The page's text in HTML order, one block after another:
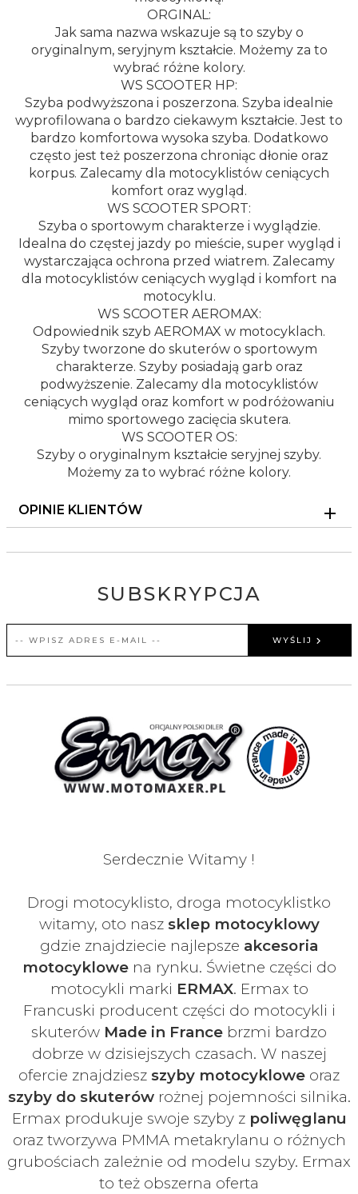
ORGINAL:
Jak sama nazwa wskazuje są to szyby o
oryginalnym, seryjnym kształcie. Możemy za to
wybrać różne kolory.
WS SCOOTER HP:
Szyba podwyższona i poszerzona. Szyba idealnie
wyprofilowana o bardzo ciekawym kształcie. Jest to
bardzo komfortowa wysoka szyba. Dodatkowo
często jest też poszerzona chroniąc dłonie oraz
korpus. Zalecamy dla motocyklistów ceniących
komfort oraz wygląd.
WS SCOOTER SPORT:
Szyba o sportowym charakterze i wyglądzie.
Idealna do częstej jazdy po mieście, super wygląd i
wystarczająca ochrona przed wiatrem. Zalecamy
dla motocyklistów ceniących wygląd i komfort na
motocyklu.
WS SCOOTER AEROMAX:
Odpowiednik szyb AEROMAX w motocyklach.
Szyby tworzone do skuterów o sportowym
charakterze. Szyby posiadają garb oraz
podwyższenie. Zalecamy dla motocyklistów
ceniących wygląd oraz komfort w podróżowaniu
mimo sportowego zacięcia skutera.
WS SCOOTER OS:
Szyby o oryginalnym kształcie seryjnej szyby.
Możemy za to wybrać różne kolory.
OPINIE KLIENTÓW
SUBSKRYPCJA
WYŚLIJ
Serdecznie Witamy !
Drogi motocyklisto, droga motocyklistko
witamy, oto nasz sklep motocyklowy
gdzie znajdziecie najlepsze akcesoria
motocyklowena rynku. Świetne części do
motocykli marki ERMAX. Ermax to
Francuski producent części do motocykli i
skuterów Made in France brzmi bardzo
dobrze w dzisiejszych czasach. W naszej
ofercie znajdziesz szyby motocyklowe oraz
szyby do skuterówrożnej pojemności silnika.
Ermax produkuje swoje szyby z poliwęglanu
oraz tworzywa PMMA metakrylanu o różnych
grubościach zależnie od modelu szyby. Ermax
to też obszerna oferta